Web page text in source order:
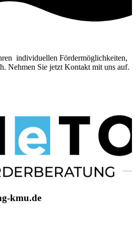
individuellen Fördermöglichkeiten,
Nehmen Sie jetzt Kontakt mit uns auf.
kmu.de